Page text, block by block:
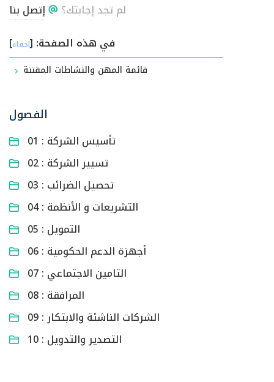
لم تجد إجابتك؟
إتصل بنا
في هذه الصفحة: [إخفاء]
قائمة المهن والنشاطات المقننة
الفصول
01 : تأسيس الشركة
02 : تسيير الشركة
03 : تحصيل الضرائب
04 : التشريعات و الأنظمة
05 : التمويل
06 : أجهزة الدعم الحكومية
07 : التامين الاجتماعي
08 : المرافقة
09 : الشركات الناشئة والابتكار
10 : التصدير والتدويل